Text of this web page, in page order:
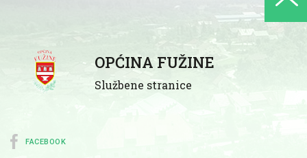
OPĆINA FUŽINE
Službene stranice
FACEBOOK